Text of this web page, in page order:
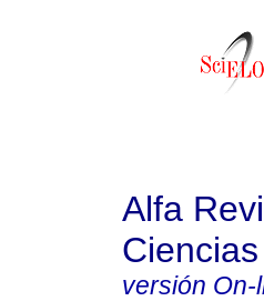
Alfa
versión On-